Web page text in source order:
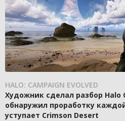
HALO: CAMPAIGN EVOLVED
Художник сделал разбор Halo
обнаружил проработку
уступает Crimson Desert